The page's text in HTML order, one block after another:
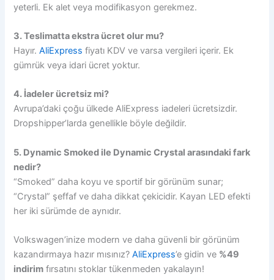
yeterli. Ek alet veya modifikasyon gerekmez.
3. Teslimatta ekstra ücret olur mu?
Hayır.AliExpress fiyatı KDV ve varsa vergileri içerir. Ek
gümrük veya idari ücret yoktur.
4. İadeler ücretsiz mi?
Avrupa’daki çoğu ülkede AliExpress iadeleri ücretsizdir.
Dropshipper’larda genellikle böyle değildir.
5. Dynamic Smoked ile Dynamic Crystal arasındaki fark
nedir?
“Smoked” daha koyu ve sportif bir görünüm sunar;
“Crystal” şeffaf ve daha dikkat çekicidir. Kayan LED efekti
her iki sürümde de aynıdır.
Volkswagen’inize modern ve daha güvenli bir görünüm
kazandırmaya hazır mısınız?AliExpress’e gidin ve %49
indirim fırsatını stoklar tükenmeden yakalayın!